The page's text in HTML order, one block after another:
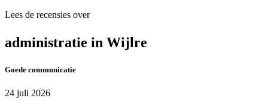
Lees de recensies over
administratie in Wijlre
Goede communicatie
24 juli 2026